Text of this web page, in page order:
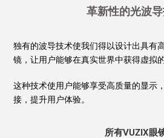
革新性的光波
独有的波导技术使我们得以设计出具有
镜，让用户能够在真实世界中获得虚拟
这种技术使用户能够享受高质量的显示
接，提升用户体验。
所有VUZIX眼